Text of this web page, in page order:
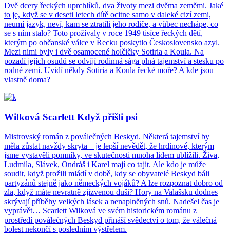
Dvě dcery řeckých uprchlíků, dva životy mezi dvěma zeměmi. Jaké
to je, když se v deseti letech dítě ocitne samo v daleké cizí zemi,
neumí jazyk, neví, kam se ztratili jeho rodiče, a vůbec nechápe, co
se s ním stalo? Toto prožívaly v roce 1949 tisíce řeckých dětí,
kterým po občanské válce v Řecku poskytlo Československo azyl.
Mezi nimi byly i dvě osamocené holčičky Sotiria a Koula. Na
pozadí jejích osudů se odvíjí rodinná sága plná tajemství a stesku po
rodné zemi. Uvidí někdy Sotiria a Koula řecké moře? A kde jsou
vlastně doma?
Wilková Scarlett Když přišli psi
Mistrovský román z poválečných Beskyd. Některá tajemství by
měla zůstat navždy skryta – je lepší nevědět, že hrdinové, kterým
jsme vystavěli pomníky, ve skutečnosti mnoha lidem ublížili. Živa,
Ludmila, Slávek, Ondráš i Karel mají co tajit. Ale kdo je může
soudit, když prožili mládí v době, kdy se obyvatelé Beskyd báli
partyzánů stejně jako německých vojáků? A lze rozpoznat dobro od
zla, když máte nevratně zjizvenou duši? Hory na Valašsku dodnes
skrývají příběhy velkých lásek a nenaplněných snů. Nadešel čas je
vyprávět… Scarlett Wilková ve svém historickém románu z
prostředí poválečných Beskyd přináší svědectví o tom, že válečná
bolest nekončí s posledním výstřelem.